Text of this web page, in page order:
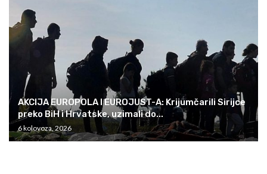
AKCIJA EUROPOLA I EUROJUST-A: Krijumčarili Sirijce
preko BiH i Hrvatske, uzimali do...
6 kolovoza, 2026